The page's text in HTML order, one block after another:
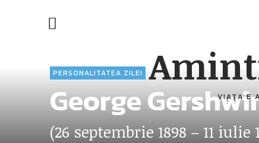
VIAȚA E
PERSONALITATEA ZILEI
George
(26 septembrie 1898 – 11 iulie